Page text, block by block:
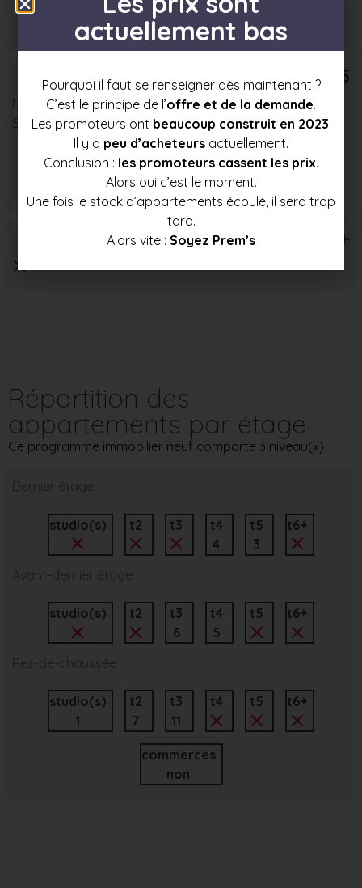
Prix mini
171 000 €
Prix moyen
184 500 €
Prix max
197 500 €
T5
Nombre : 3
Surface moyenne : 81 m²
Prix mini
194 000 €
Prix moyen
205 500 €
Prix max
217 000 €
T6+
Répartition des
appartements par étage
Ce programme immobilier neuf comporte 3 niveau(x)
Dernier étage
studio(s) t2 t3
t4
4
t5
3
t6+
Avant-dernier étage
studio(s) t2
t3
6
t4
5
t5 t6+
Rez-de-chaussée
studio(s)
1
t2
7
t3
11
t4 t5 t6+
commerces
non
actuellement bas
Pourquoi il faut se renseigner dès maintenant ?
C’est le principe de l’offre et de la demande.
Les promoteurs ont beaucoup construit en 2023.
Il y a peu d’acheteurs actuellement.
Conclusion : les promoteurs cassent les prix.
Alors oui c’est le moment.
Une fois le stock d’appartements écoulé, il sera trop
tard.
Alors vite : Soyez Prem’s